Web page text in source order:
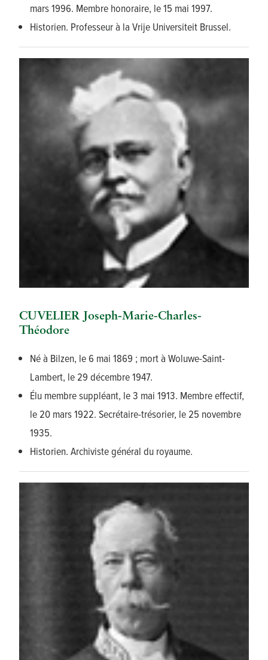
mars 1996. Membre honoraire, le 15 mai 1997.
Historien. Professeur à la Vrije Universiteit Brussel.
CUVELIER Joseph-Marie-Charles-
Théodore
Né à Bilzen, le 6 mai 1869 ; mort à Woluwe-Saint-
Lambert, le 29 décembre 1947.
Élu membre suppléant, le 3 mai 1913. Membre effectif,
le 20 mars 1922. Secrétaire-trésorier, le 25 novembre
1935.
Historien. Archiviste général du royaume.